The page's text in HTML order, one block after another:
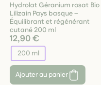
Hydrolat Géranium rosat Bio
Lilizain Pays basque –
Équilibrant et régénérant
cutané 200 ml
12,90 €
200 ml
Ajouter au panier